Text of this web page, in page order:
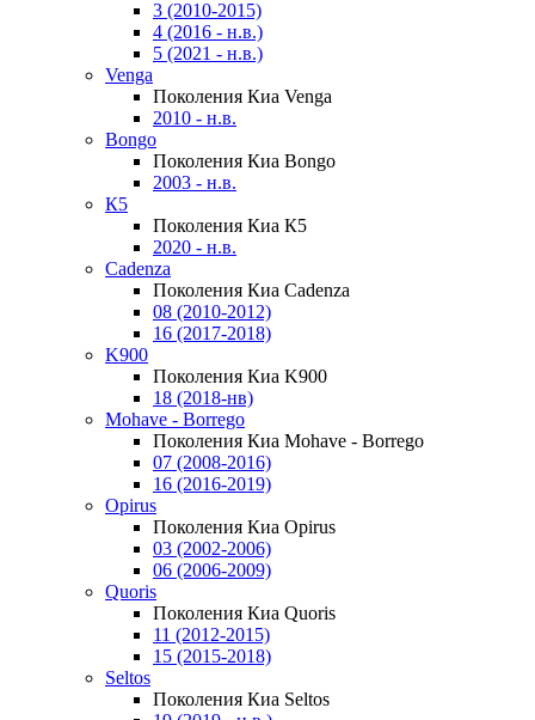
3 (2010-2015)
4 (2016 - н.в.)
5 (2021 - н.в.)
Venga
Поколения Киа Venga
2010 - н.в.
Bongo
Поколения Киа Bongo
2003 - н.в.
К5
Поколения Киа К5
2020 - н.в.
Cadenza
Поколения Киа Cadenza
08 (2010-2012)
16 (2017-2018)
K900
Поколения Киа K900
18 (2018-нв)
Mohave - Borrego
Поколения Киа Mohave - Borrego
07 (2008-2016)
16 (2016-2019)
Opirus
Поколения Киа Opirus
03 (2002-2006)
06 (2006-2009)
Quoris
Поколения Киа Quoris
11 (2012-2015)
15 (2015-2018)
Seltos
Поколения Киа Seltos